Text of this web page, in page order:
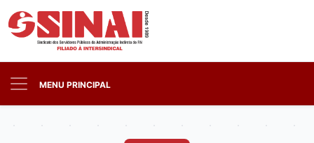
MENU PRINCIPAL